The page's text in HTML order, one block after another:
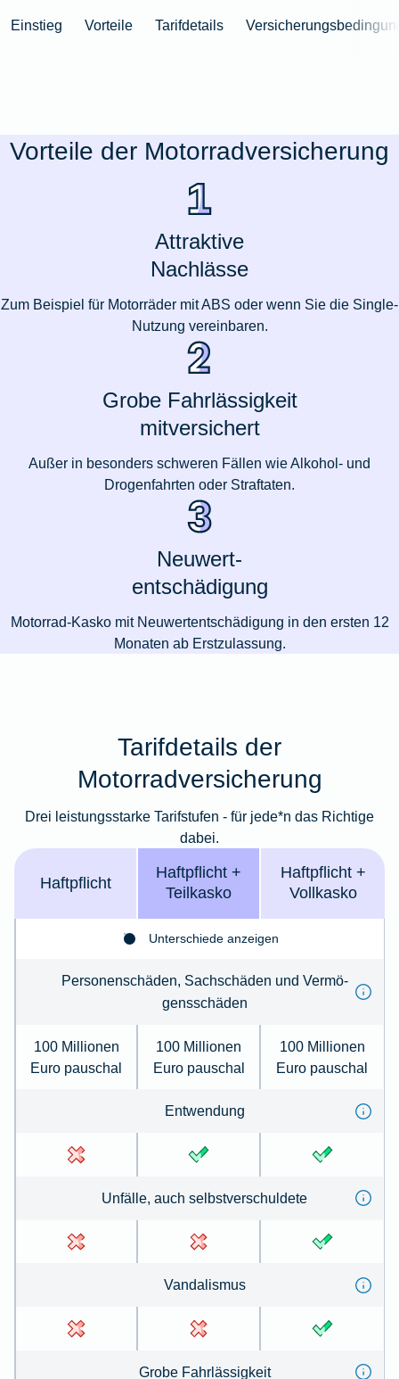
Einstieg Vorteile Tarifdetails
Vorteile der Motorradversicherung
Attraktive
Nachlässe
Zum Beispiel für Motorräder mit ABS oder wenn Sie die Single-
Nutzung vereinbaren.
Grobe Fahrlässigkeit
mitversichert
Außer in besonders schweren Fällen wie Alkohol- und
Drogenfahrten oder Straftaten.
Neuwert-
entschädigung
Motorrad-Kasko mit Neuwertentschädigung in den ersten 12
Monaten ab Erstzulassung.
Tarifdetails der
Motorradversicherung
Drei leistungsstarke Tarifstufen - für jede*n das Richtige
dabei.
Haft­pflicht
Haft­pflicht +
Teil­kasko
Haft­­pflicht +
Voll­kasko
Unterschiede anzeigen
Per­so­nenschäden, Sachschäden und Ver­mö­
gens­schä­den
100 Millionen
Euro pauschal
100 Millionen
Euro pauschal
100 Millionen
Euro pauschal
Ent­wen­dung
Un­fälle, auch selbst­ver­schul­de­te
Van­dal­is­mus
Gro­be Fahr­lässig­keit